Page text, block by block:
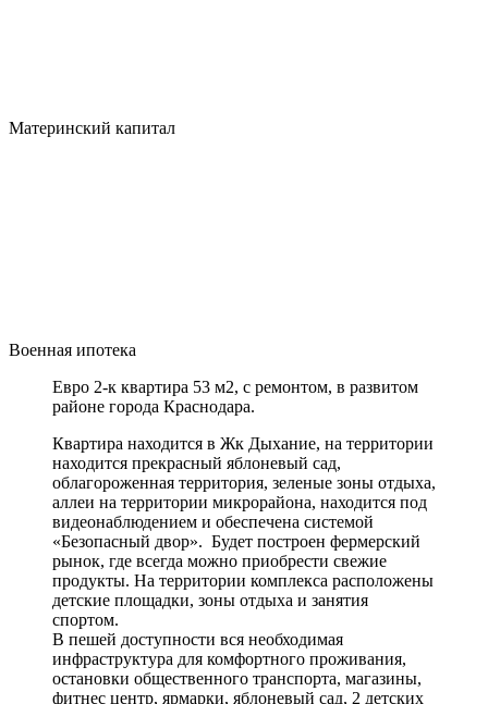
Материнский капитал
Военная ипотека
Евро 2-к квартира 53 м2, с ремонтом, в развитом
районе города Краснодара.
Квартира находится в Жк Дыхание, на территории
находится прекрасный яблоневый сад,
облагороженная территория, зеленые зоны отдыха,
аллеи на территории микрорайона, находится под
видеонаблюдением и обеспечена системой
«Безопасный двор». Будет построен фермерский
рынок, где всегда можно приобрести свежие
продукты. На территории комплекса расположены
детские площадки, зоны отдыха и занятия
спортом.
В пешей доступности вся необходимая
инфраструктура для комфортного проживания,
остановки общественного транспорта, магазины,
фитнес центр, ярмарки, яблоневый сад, 2 детских